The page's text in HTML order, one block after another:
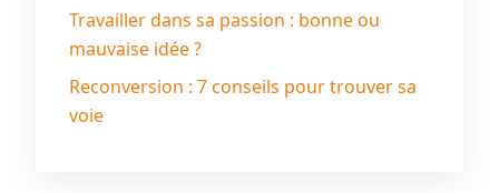
Travailler dans sa passion : bonne ou
mauvaise idée ?
Reconversion : 7 conseils pour trouver sa
voie